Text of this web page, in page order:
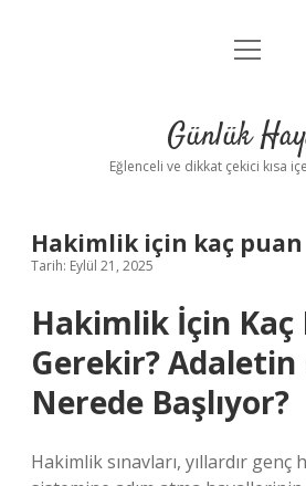
Anasayfa
Yasal Uyarı
menüyü
Günlük
Eğlenceli ve dikkat çekici kısa
Hakimlik için kaç
Tarih: Eylül 21, 2025
Hakimlik İçin Kaç
Gerekir?
Nerede Başlıyor?
Hakimlik sınavları, yıllardır